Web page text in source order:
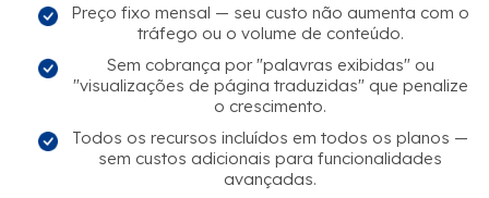
Preço fixo mensal — seu custo não aumenta com o
tráfego ou o volume de conteúdo.
Sem cobrança por "palavras exibidas" ou
"visualizações de página traduzidas" que penalize
o crescimento.
Todos os recursos incluídos em todos os planos —
sem custos adicionais para funcionalidades
avançadas.